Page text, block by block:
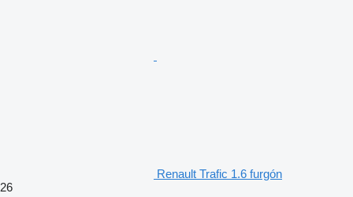
Renault Trafic 1.6 furgón
26